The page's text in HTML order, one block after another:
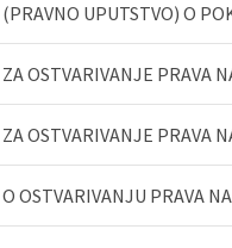
UPUTSTVO) O
OSTVARIVANJE PRAVA